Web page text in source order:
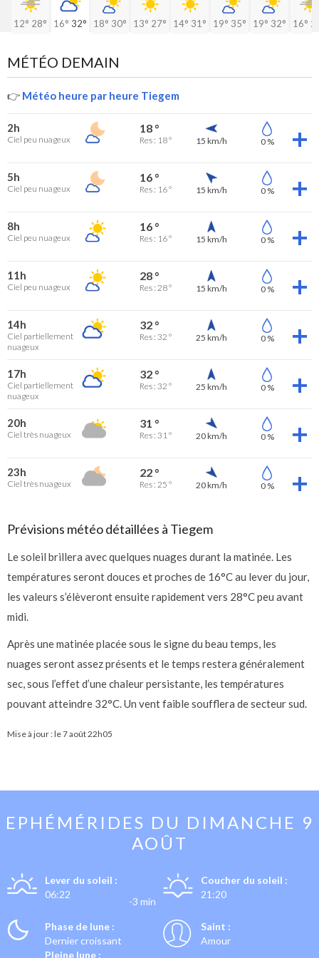
12° 28° 16° 32° 18° 30° 13° 27° 14° 31° 19° 35° 19° 32° 16°
MÉTÉO DEMAIN
👉 Météo heure par heure Tiegem
2h
Ciel peu nuageux
18 °
Res : 18 ° 15 km/h 0 %
5h
Ciel peu nuageux
16 °
Res : 16 ° 15 km/h 0 %
8h
Ciel peu nuageux
16 °
Res : 16 ° 15 km/h 0 %
11h
Ciel peu nuageux
28 °
Res : 28 ° 15 km/h 0 %
14h
Ciel partiellement
nuageux
32 °
Res : 32 ° 25 km/h 0 %
17h
Ciel partiellement
nuageux
32 °
Res : 32 ° 25 km/h 0 %
20h
Ciel très nuageux
31 °
Res : 31 ° 20 km/h 0 %
23h
Ciel très nuageux
22 °
Res : 25 ° 20 km/h 0 %
Prévisions météo détaillées à Tiegem
Le soleil brillera avec quelques nuages durant la matinée. Les
températures seront douces et proches de 16°C au lever du jour,
les valeurs s’élèveront ensuite rapidement vers 28°C peu avant
midi.
Après une matinée placée sous le signe du beau temps, les
nuages seront assez présents et le temps restera généralement
sec, sous l’effet d’une chaleur persistante, les températures
pouvant atteindre 32°C. Un vent faible soufflera de secteur sud.
Mise à jour : le7 août 22h05
EPHÉMÉRIDES DU DIMANCHE 9
AOÛT
Lever du soleil :
06:22
-3 min
Coucher du soleil :
21:20
Phase de lune :
Dernier croissant
Pleine lune :
Saint :
Amour